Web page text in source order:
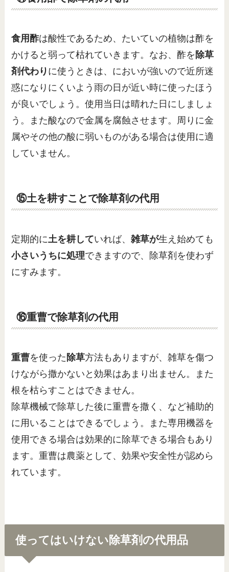
食用酢は酸性であるため、たいていの植物は酢を
かけると弱って枯れていきます。なお、酢を 除草
剤代わり に使うときは、においが強いので近所迷
惑になりにくいよう雨の日が近い時に使ったほう
が良いでしょう。使用当日は晴れた日にしましょ
う。また酸なので金属を腐蝕させます。周りに金
属やその他の酸に弱いものがある場合は使用に適
していません。
⑮土を耕すことで除草剤の代用
定期的に 土を耕していれば、雑草が生え始めても
小さいうちに処理できますので、除草剤を使わず
にすみます。
⑯重曹で除草剤の代用
重曹を使った 除草方法もありますが、雑草を傷つ
けながら撒かないと効果はあまり出ません。また
根を枯らすことはできません。
除草機械で除草した後に重曹を撒く、など補助的
に用いることはできるでしょう。また専用機器を
使用できる場合は効果的に除草できる場合もあり
ます。重曹は農薬として、効果や安全性が認めら
れています。
使ってはいけない除草剤の代用品